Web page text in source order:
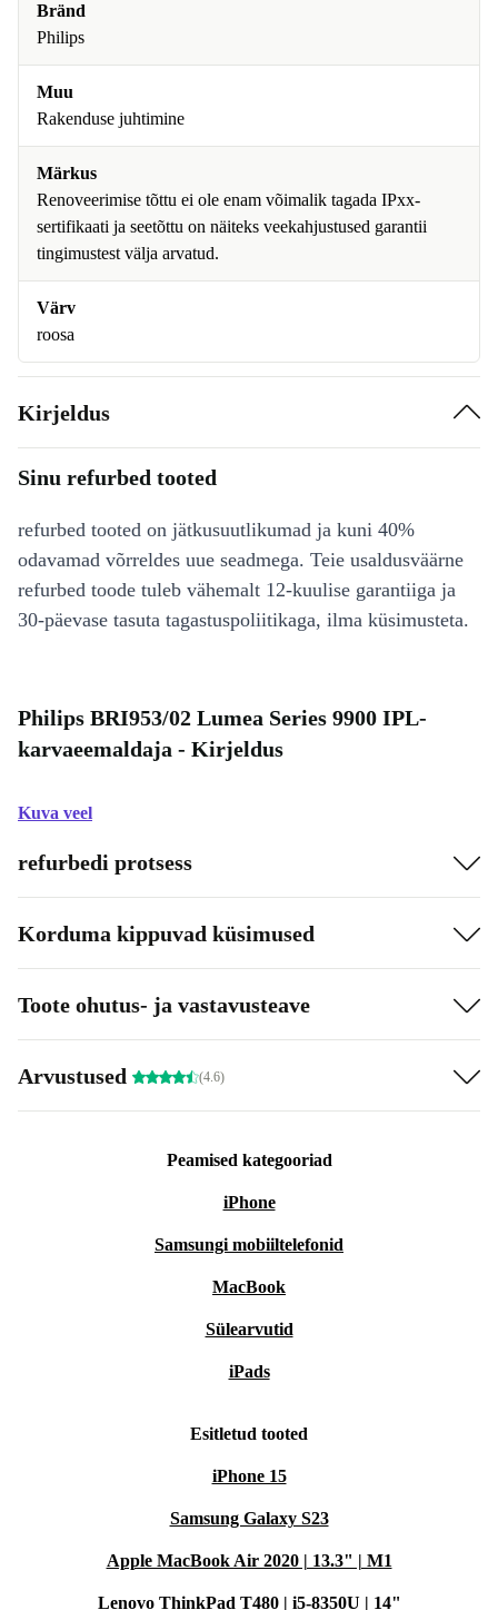
Bränd
Philips
Muu
Rakenduse juhtimine
Märkus
Renoveerimise tõttu ei ole enam võimalik tagada IPxx-
sertifikaati ja seetõttu on näiteks veekahjustused garantii
tingimustest välja arvatud.
Värv
roosa
Kirjeldus
Sinu refurbed tooted
refurbed tooted on jätkusuutlikumad ja kuni 40%
odavamad võrreldes uue seadmega. Teie usaldusväärne
refurbed toode tuleb vähemalt 12-kuulise garantiiga ja
30-päevase tasuta tagastuspoliitikaga, ilma küsimusteta.
Philips BRI953/02 Lumea Series 9900 IPL-
karvaeemaldaja - Kirjeldus
Kuva veel
refurbedi protsess
Korduma kippuvad küsimused
Toote ohutus- ja vastavusteave
Arvustused (4.6)
Peamised kategooriad
iPhone
Samsungi mobiiltelefonid
MacBook
Sülearvutid
iPads
Esitletud tooted
iPhone 15
Samsung Galaxy S23
Apple MacBook Air 2020 | 13.3" | M1
Lenovo ThinkPad T480 | i5-8350U | 14"